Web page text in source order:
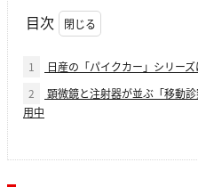
目次
1
日産の「パイクカー」シリー
2
顕微鏡と注射器が並ぶ「移動
用中